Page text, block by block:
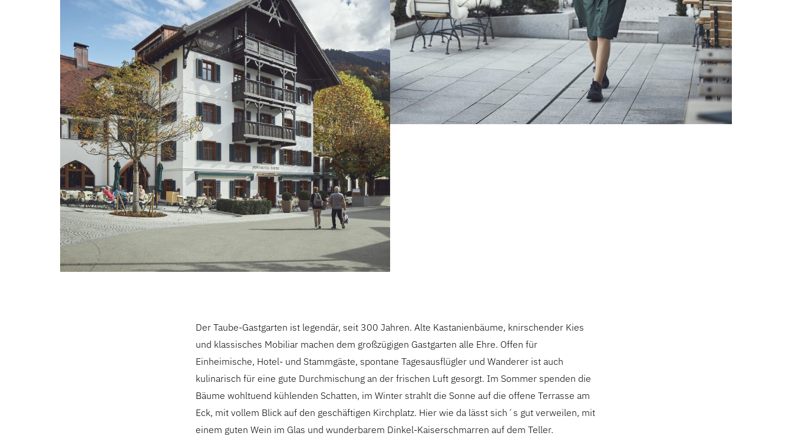
Der Taube-Gastgarten ist legendär, seit 300 Jahren. Alte Kastanienbäume, knirschender Kies
und klassisches Mobiliar machen dem großzügigen Gastgarten alle Ehre. Offen für
Einheimische, Hotel- und Stammgäste, spontane Tagesausflügler und Wanderer ist auch
kulinarisch für eine gute Durchmischung an der frischen Luft gesorgt. Im Sommer spenden die
Bäume wohltuend kühlenden Schatten, im Winter strahlt die Sonne auf die offene Terrasse am
Eck, mit vollem Blick auf den geschäftigen Kirchplatz. Hier wie da lässt sich´s gut verweilen, mit
einem guten Wein im Glas und wunderbarem Dinkel-Kaiserschmarren auf dem Teller.